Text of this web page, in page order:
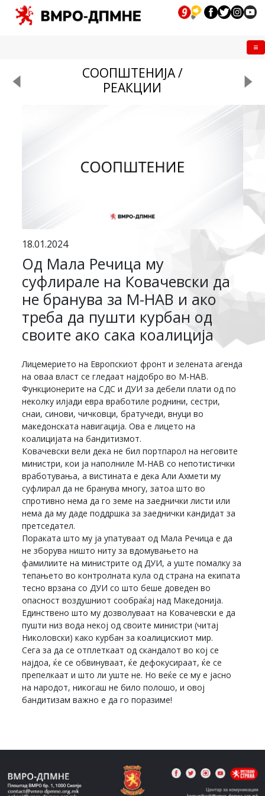
СООПШТЕНИЈА /
РЕАКЦИИ
18.01.2024
Од Мала Речица му
суфлирале на Ковачевски да
не бранува за М-НАВ и ако
треба да пушти курбан од
своите ако сака коалиција
Лицемерието на Европскиот фронт и зелената агенда
на оваа власт се гледаат најдобро во М-НАВ.
Функционерите на СДС и ДУИ за дебели плати од по
неколку илјади евра вработиле роднини, сестри,
снаи, синови, чичковци, братучеди, внуци во
македонската навигација. Ова е лицето на
коалицијата на бандитизмот.
Ковачевски вели дека не бил портпарол на неговите
министри, кои ја наполниле М-НАВ со непотистички
вработувања, а вистината е дека Али Ахмети му
суфлирал да не бранува многу, затоа што во
спротивно нема да го земе на заеднички листи или
нема да му даде поддршка за заеднички кандидат за
претседател.
Пораката што му ја упатуваат од Мала Речица е да
не зборува ништо ниту за вдомувањето на
фамилиите на министрите од ДУИ, а уште помалку за
тепањето во контролната кула од страна на екипата
тесно врзана со ДУИ со што беше доведен во
опасност воздушниот сообраќај над Македонија.
Единствено што му дозволуваат на Ковачевски е да
пушти низ вода некој од своите министри (читај
Николовски) како курбан за коалицискиот мир.
Сега за да се отплеткаат од скандалот во кој се
најдоа, ќе се обвинуваат, ќе дефокусираат, ќе се
препелкаат и што ли уште не. Но веќе се му е јасно
на народот, никогаш не било полошо, и овој
бандитизам важно е да го поразиме!